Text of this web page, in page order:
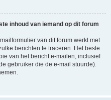
inhoud van iemand op dit forum
van dit forum werkt met
berichten te traceren. Het beste
van het bericht e-mailen, inclusief
gebruiker die de e-mail stuurde).